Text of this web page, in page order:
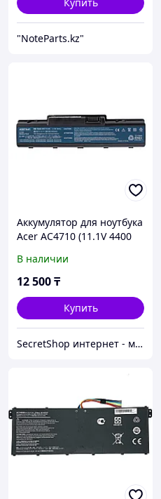
Купить
"NoteParts.kz"
Аккумулятор для ноутбука
Acer AC4710 (11.1V 4400
В наличии
12 500₸
Купить
SecretShop интернет - магазин Все для ноутбуков и фотоаппаратов и смартфонов